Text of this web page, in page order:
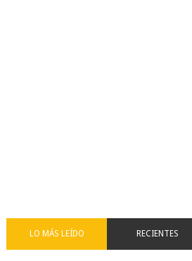
LO MÁS LEÍDO RECIENTES